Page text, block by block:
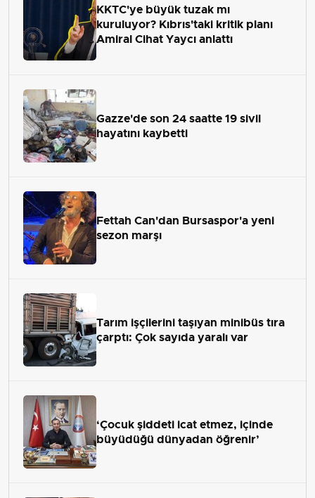
KKTC'ye büyük tuzak mı
kuruluyor? Kıbrıs'taki kritik planı
Amiral Cihat Yaycı anlattı
Gazze'de son 24 saatte 19 sivil
hayatını kaybetti
Fettah Can'dan Bursaspor'a yeni
sezon marşı
Tarım işçilerini taşıyan minibüs tıra
çarptı: Çok sayıda yaralı var
‘Çocuk şiddeti icat etmez, içinde
büyüdüğü dünyadan öğrenir’